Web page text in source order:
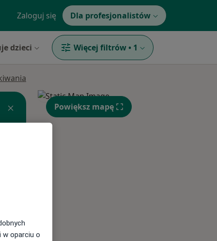
Zaloguj się Dla profesjonalistów
dzieci Więcej filtrów • 1
Powiększ mapę
w oparciu o